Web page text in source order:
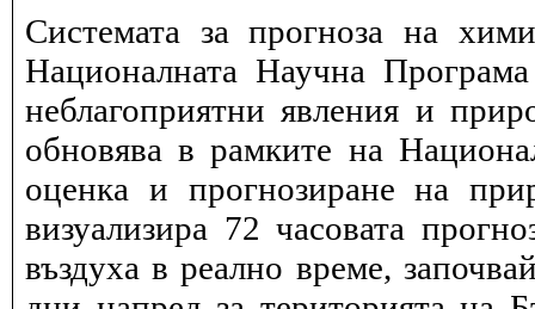
Системата за прогноза на
Националната Научна
неблагоприятни явления и
обновява в рамките на
оценка и прогнозиране на
визуализира 72 часовата
въздуха в реално време,